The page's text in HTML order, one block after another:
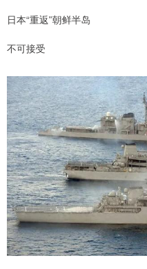
日本“重返”朝鲜半岛
不可接受